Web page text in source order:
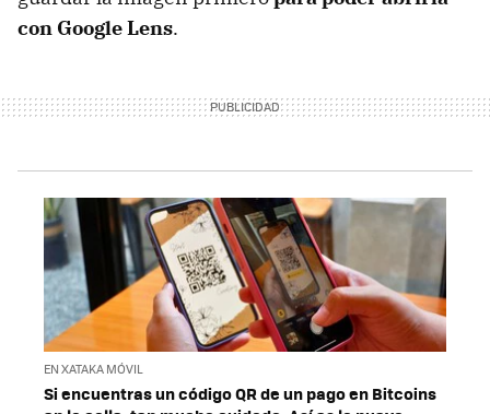
con Google Lens.
EN XATAKA MÓVIL
Si encuentras un código QR de un pago en Bitcoins